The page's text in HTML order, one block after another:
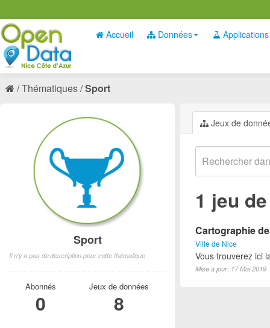
Accueil Données Applications
Thématiques Sport
Jeux de
1 jeu
Cartographie
Ville de Nice
Vous trouverez ici
Mise à jour: 17 Mai 2019
Sport
Il n'y a pas de description pour cette thématique
Abonnés
0
Jeux de données
8